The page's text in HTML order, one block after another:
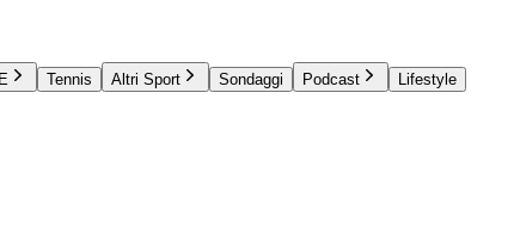
Tennis Altri Sport Sondaggi Podcast
Lifestyle